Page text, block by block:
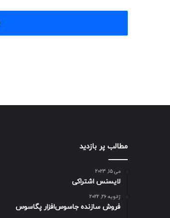
مطالب پر بازدید
می 15, 2023
لایسنس اشتراکی
ژانویه 26, 2022
فروش سازنده جاسوس‌افزار پگاسوس